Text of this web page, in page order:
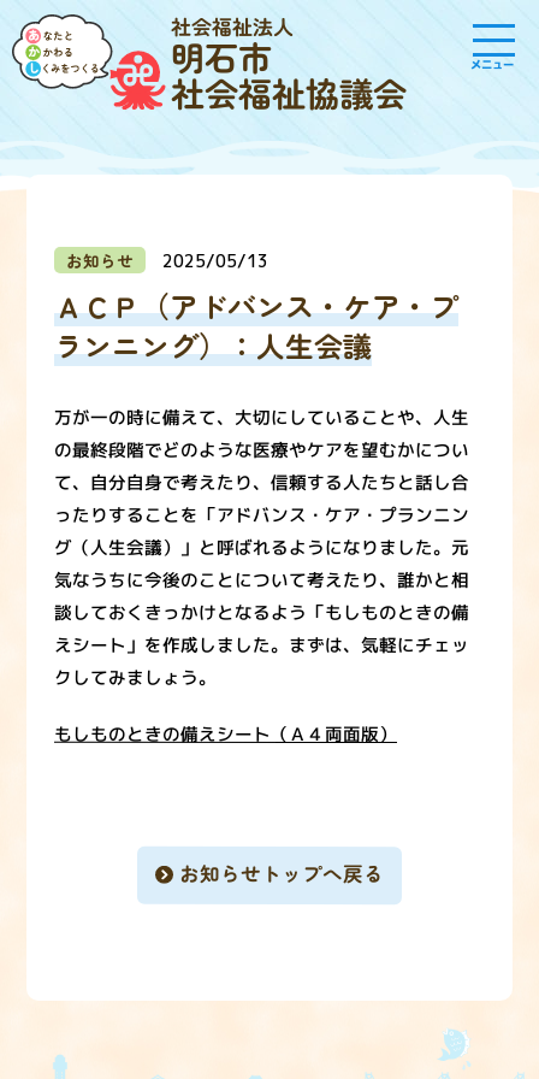
社会福祉法人
明石市
社会福祉協議会
メニュー
お知らせ 2025/05/13
ＡＣＰ（アドバンス・ケア・プ
ランニング）：人生会議
万が一の時に備えて、大切にしていることや、人生
の最終段階でどのような医療やケアを望むかについ
て、自分自身で考えたり、信頼する人たちと話し合
ったりすることを「アドバンス・ケア・プランニン
グ（人生会議）」と呼ばれるようになりました。元
気なうちに今後のことについて考えたり、誰かと相
談しておくきっかけとなるよう「もしものときの備
えシート」を作成しました。まずは、気軽にチェッ
クしてみましょう。
もしものときの備えシート（Ａ４両面版）
お知らせトップへ戻る